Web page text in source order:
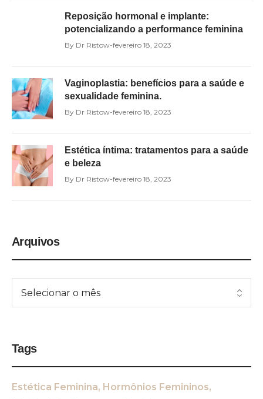
Reposição hormonal e implante:
potencializando a performance feminina
By Dr Ristow fevereiro 18, 2023
Vaginoplastia: benefícios para a saúde e
sexualidade feminina.
By Dr Ristow fevereiro 18, 2023
Estética íntima: tratamentos para a saúde
e beleza
By Dr Ristow fevereiro 18, 2023
Arquivos
Tags
Estética Feminina
Hormônios Femininos